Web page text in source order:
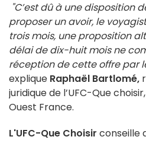
"C’est dû à une disposition
proposer un avoir, le
trois mois, une proposition
délai de dix-huit mois ne
réception de cette offre par
explique Raphaël Bartlomé,
juridique de l’UFC-Que
Ouest France.
L'UFC-Que Choisir conseille